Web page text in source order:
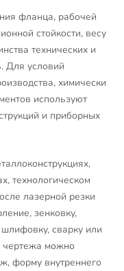
фланца, рабочей
стойкости, весу
технических и
Для условий
химически
используют
и приборных
технологическом
лазерной резки
зенковку,
сварку или
чертежа можно
форму внутреннего